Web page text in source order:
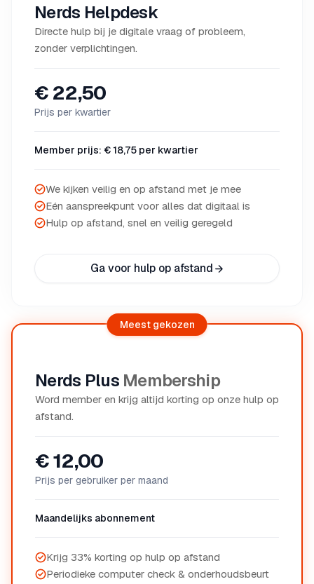
Nerds Helpdesk
Directe hulp bij je digitale vraag of probleem,
zonder verplichtingen.
€ 22,50
Prijs per kwartier
Member prijs: € 18,75 per kwartier
We kijken veilig en op afstand met je mee
Eén aanspreekpunt voor alles dat digitaal is
Hulp op afstand, snel en veilig geregeld
Ga voor hulp op afstand
Nerds Plus Membership
Word member en krijg altijd korting op onze hulp op
afstand.
€ 12,00
Prijs per gebruiker per maand
Maandelijks abonnement
Krijg 33% korting op hulp op afstand
Periodieke computer check & onderhoudsbeurt
Meest gekozen